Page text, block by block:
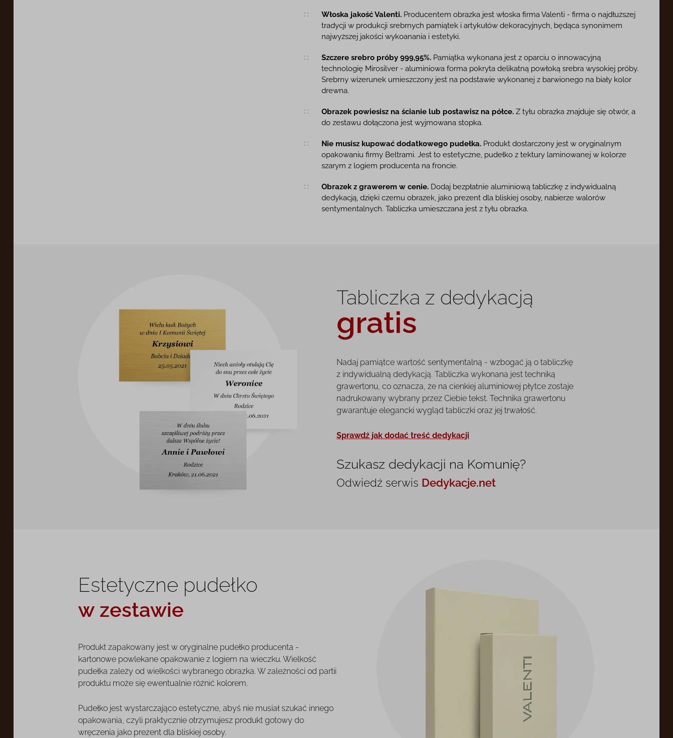
Włoska jakość Valenti. Producentem obrazka jest włoska firma Valenti - firma o najdłuższej
tradycji w produkcji srebrnych pamiątek i artykułów dekoracyjnych, będąca synonimem
najwyższej jakości wykoanania i estetyki.
Szczere srebro próby 999,95%. Pamiątka wykonana jest z oparciu o innowacyjną
technologię Mirosilver - aluminiowa forma pokryta delikatną powłoką srebra wysokiej próby.
Srebrny wizerunek umieszczony jest na podstawie wykonanej z barwionego na biały kolor
drewna.
Obrazek powiesisz na ścianie lub postawisz na półce. Z tyłu obrazka znajduje się otwór, a
do zestawu dołączona jest wyjmowana stopka.
Nie musisz kupować dodatkowego pudełka. Produkt dostarczony jest w oryginalnym
opakowaniu firmy Beltrami. Jest to estetyczne, pudełko z tektury laminowanej w kolorze
szarym z logiem producenta na froncie.
Obrazek z grawerem w cenie. Dodaj bezpłatnie aluminiową tabliczkę z indywidualną
dedykacją, dzięki czemu obrazek, jako prezent dla bliskiej osoby, nabierze walorów
sentymentalnych. Tabliczka umieszczana jest z tyłu obrazka.
Tabliczka z dedykacją
gratis
Nadaj pamiątce wartość sentymentalną - wzbogać ją o tabliczkę
z indywidualną dedykacją. Tabliczka wykonana jest techniką
grawertonu, co oznacza, że na cienkiej aluminiowej płytce zostaje
nadrukowany wybrany przez Ciebie tekst. Technika grawertonu
gwarantuje elegancki wygląd tabliczki oraz jej trwałość.
Sprawdź jak dodać treść dedykacji
Szukasz dedykacji na Komunię?
Odwiedź serwis Dedykacje.net
Estetyczne pudełko
w zestawie
Produkt zapakowany jest w oryginalne pudełko producenta -
kartonowe powlekane opakowanie z logiem na wieczku. Wielkość
pudełka zależy od wielkości wybranego obrazka. W zależności od partii
produktu może się ewentualnie różnić kolorem.
Pudełko jest wystarczająco estetyczne, abyś nie musiał szukać innego
opakowania, czyli praktycznie otrzymujesz produkt gotowy do
wręczenia jako prezent dla bliskiej osoby.